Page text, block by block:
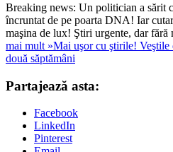
Breaking news: Un politician a sărit
încruntat de pe poarta DNA! Iar
maşina de lux! Ştiri urgente, dar
mai mult »Mai uşor cu ştirile! Veştile
două săptămâni
Partajează asta:
Facebook
LinkedIn
Pinterest